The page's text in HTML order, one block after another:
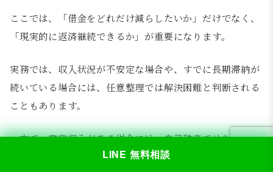
LINE 無料相談
ここでは、「借金をどれだけ減らしたいか」だけでなく、
「現実的に返済継続できるか」が重要になります。
実務では、収入状況が不安定な場合や、すでに長期滞納が
続いている場合には、任意整理では解決困難と判断される
こともあります。
一方で、安定収入がある場合には、自己破産ではなく個人
再生や任意整理を選択できるケースもあります。